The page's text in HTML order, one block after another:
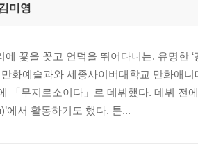
미영
에 꽃을 꽂고 언덕을 뛰어다니는. 유명한
만화예술과와 세종사이버대학교 만화애
「무지로소이다」로 데뷔했다. 데뷔 전
에서 활동하기도 했다. 툰...